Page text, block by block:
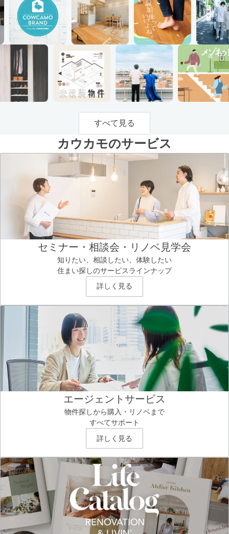
すべて見る
カウカモのサービス
セミナー・相談会・リノベ見学会
知りたい、相談したい、体験したい
住まい探しのサービスラインナップ
詳しく見る
エージェントサービス
物件探しから購入・リノベまで
すべてサポート
詳しく見る